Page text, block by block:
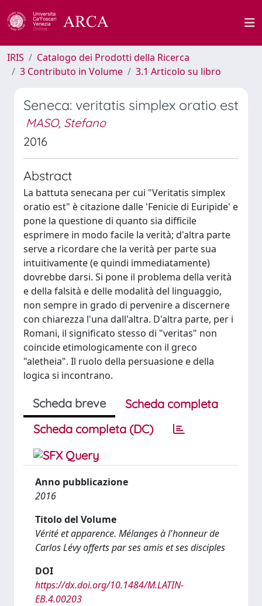
IRIS
Catalogo dei Prodotti della Ricerca
3 Contributo in Volume
3.1 Articolo su libro
Seneca: veritatis simplex oratio est
MASO, Stefano
2016
Abstract
La battuta senecana per cui "Veritatis simplex
oratio est" è citazione dalle 'Fenicie di Euripide' e
pone la questione di quanto sia difficile
esprimere in modo facile la verità; d'altra parte
serve a ricordare che la verità per parte sua
intuitivamente (e quindi immediatamente)
dovrebbe darsi. Si pone il problema della verità
e della falsità e delle modalità del linguaggio,
non sempre in grado di pervenire a discernere
con chiarezza l'una dall'altra. D'altra parte, per i
Romani, il significato stesso di "veritas" non
coincide etimologicamente con il greco
"aletheia". Il ruolo della persuasione e della
logica si incontrano.
Scheda breve
Scheda completa
Scheda completa (DC)
Anno pubblicazione
2016
Titolo del Volume
Vérité et apparence. Mélanges à l'honneur de
Carlos Lévy offerts par ses amis et ses disciples
DOI
https://dx.doi.org/10.1484/M.LATIN-
EB.4.00203